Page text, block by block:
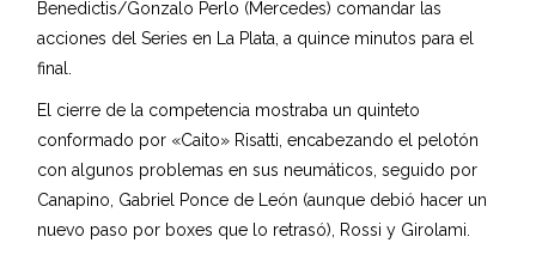
Benedictis/Gonzalo Perlo (Mercedes) comandar las
acciones del Series en La Plata, a quince minutos para el
final.
El cierre de la competencia mostraba un quinteto
conformado por «Caito» Risatti, encabezando el pelotón
con algunos problemas en sus neumáticos, seguido por
Canapino, Gabriel Ponce de León (aunque debió hacer un
nuevo paso por boxes que lo retrasó), Rossi y Girolami.